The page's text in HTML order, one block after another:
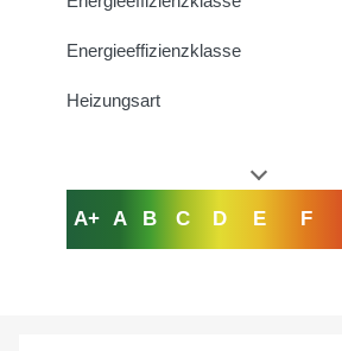
Energieeffizienzklasse
Heizungsart
A+ A B C D E F